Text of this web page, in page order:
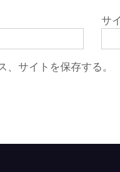
サ
サイトを保存する。